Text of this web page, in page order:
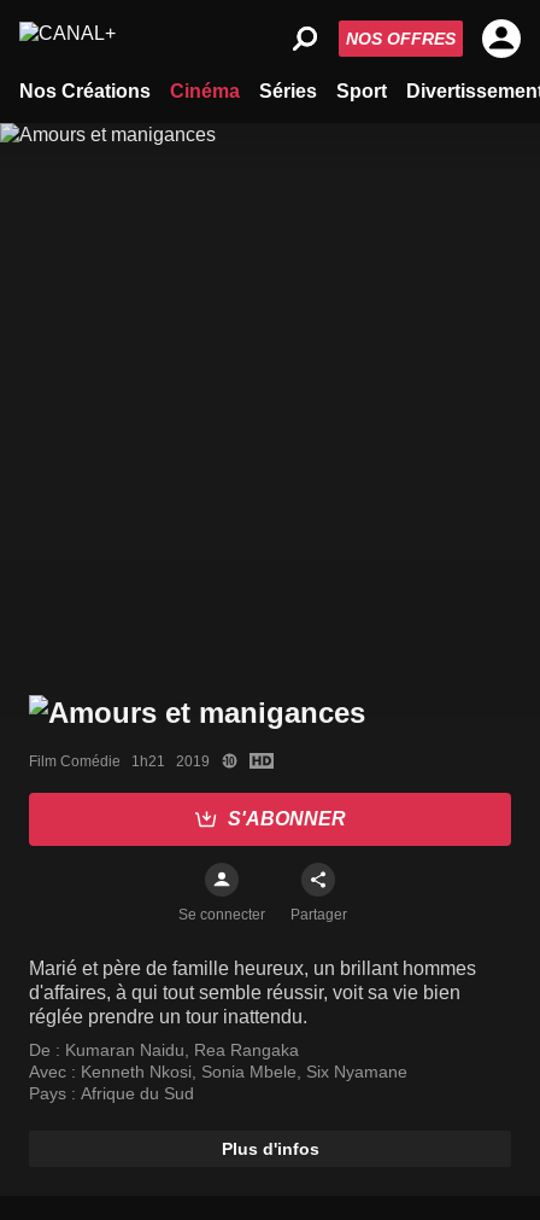
Nos Créations Cinéma Séries Sport
NOS OFFRES
Film Comédie   1h21   2019
S'ABONNER
Se connecter Partager
Marié et père de famille heureux, un brillant hommes
d'affaires, à qui tout semble réussir, voit sa vie bien
réglée prendre un tour inattendu.
De : Kumaran Naidu, Rea Rangaka
Avec : Kenneth Nkosi, Sonia Mbele, Six Nyamane
Pays : Afrique du Sud
Plus d'infos